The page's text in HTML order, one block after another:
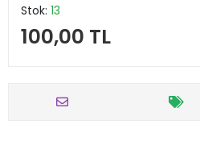
Stok: 13
100,00 TL